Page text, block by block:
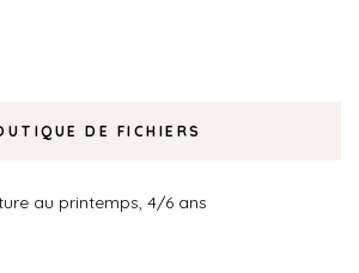
DE FICHIERS
au printemps, 4/6 ans